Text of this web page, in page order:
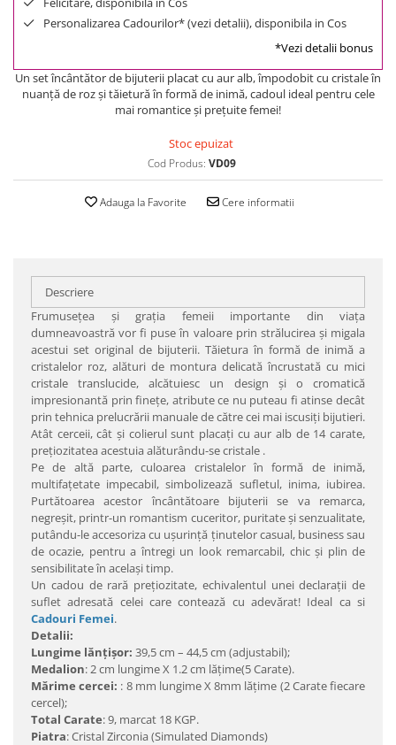
Personalizarea Cadourilor* (vezi detalii), disponibila in Cos
*Vezi detalii bonus
Un set încântător de bijuterii placat cu aur alb, împodobit cu cristale în
nuanţă de roz şi tăietură în formă de inimă, cadoul ideal pentru cele
mai romantice şi preţuite femei!
Stoc epuizat
Cod Produs: VD09
Adauga la Favorite Cere informatii
Descriere
Frumuseţea şi graţia femeii importante din viaţa
dumneavoastră vor fi puse în valoare prin strălucirea şi migala
acestui set original de bijuterii. Tăietura în formă de inimă a
cristalelor roz, alături de montura delicată încrustată cu mici
cristale translucide, alcătuiesc un design şi o cromatică
impresionantă prin fineţe, atribute ce nu puteau fi atinse decât
prin tehnica prelucrării manuale de către cei mai iscusiţi bijutieri.
Atât cerceii, cât şi colierul sunt placaţi cu aur alb de 14 carate,
preţiozitatea acestuia alăturându-se cristale .
Pe de altă parte, culoarea cristalelor în formă de inimă,
multifaţetate impecabil, simbolizează sufletul, inima, iubirea.
Purtătoarea acestor încântătoare bijuterii se va remarca,
negreşit, printr-un romantism cuceritor, puritate şi senzualitate,
putându-le accesoriza cu uşurinţă ţinutelor casual, business sau
de ocazie, pentru a întregi un look remarcabil, chic şi plin de
sensibilitate în acelaşi timp.
Un cadou de rară preţiozitate, echivalentul unei declaraţii de
suflet adresată celei care contează cu adevărat! Ideal ca si
Cadouri Femei.
Detalii:
Lungime lănţişor: 39,5 cm – 44,5 cm (adjustabil);
Medalion: 2 cm lungime X 1.2 cm lăţime(5 Carate).
Mărime cercei: : 8 mm lungime X 8mm lăţime (2 Carate fiecare
cercel);
Total Carate: 9, marcat 18 KGP.
Piatra: Cristal Zirconia (Simulated Diamonds)